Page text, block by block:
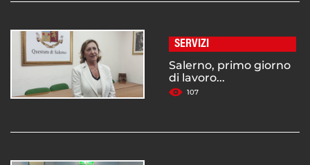
SERVIZI
Salerno, primo giorno
di lavoro...
107